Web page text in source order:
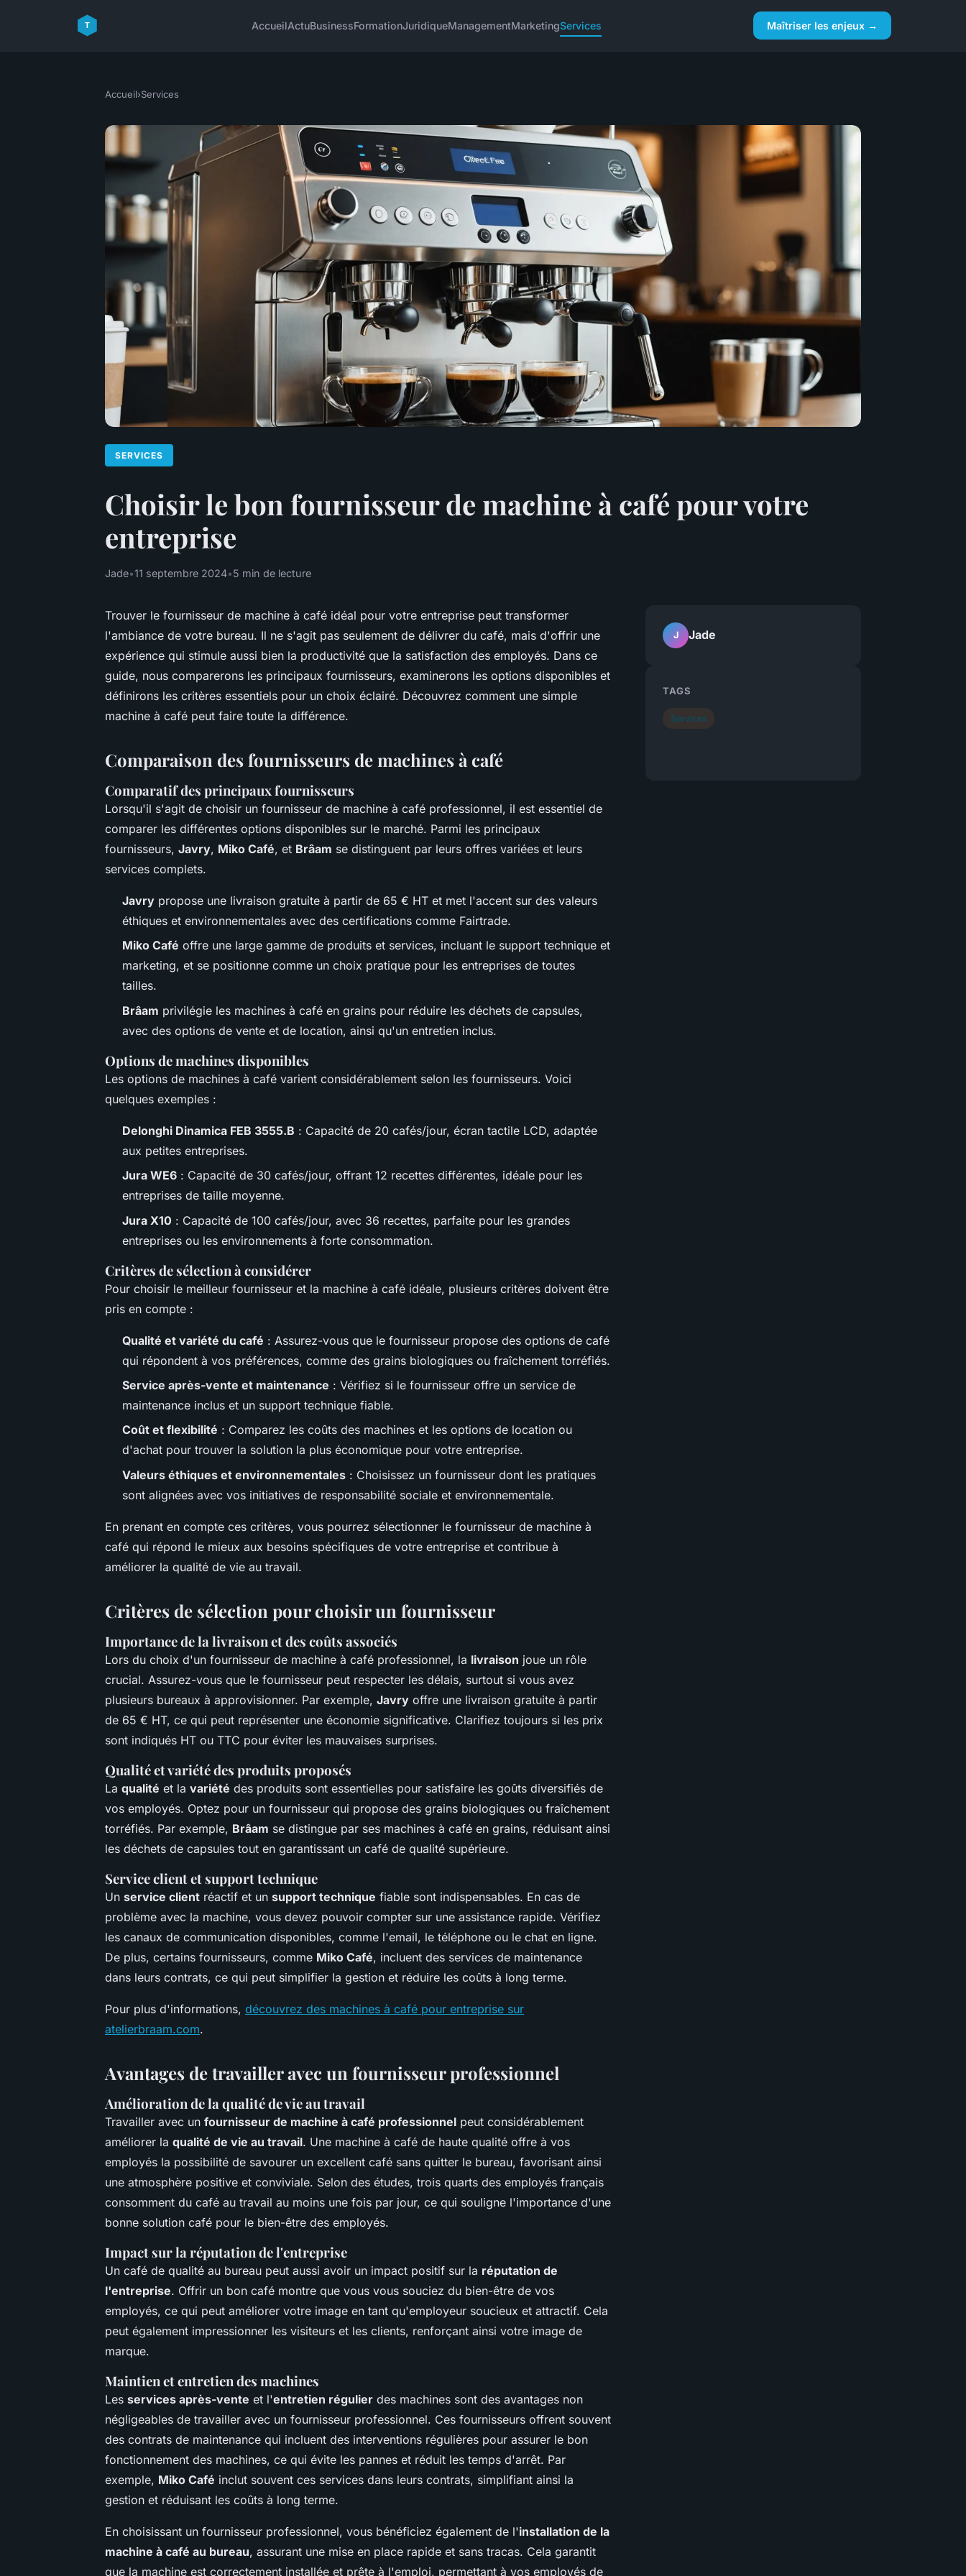
AccueilActuBusinessFormationJuridiqueManagementMarketingServices Maîtriser les enjeux →
Accueil›Services
SERVICES
Choisir le bon fournisseur de machine à café pour votre
entreprise
Jade•11 septembre 2024•5 min de lecture
Trouver le fournisseur de machine à café idéal pour votre entreprise peut transformer
l'ambiance de votre bureau. Il ne s'agit pas seulement de délivrer du café, mais d'offrir une
expérience qui stimule aussi bien la productivité que la satisfaction des employés. Dans ce
guide, nous comparerons les principaux fournisseurs, examinerons les options disponibles et
définirons les critères essentiels pour un choix éclairé. Découvrez comment une simple
machine à café peut faire toute la différence.
Comparaison des fournisseurs de machines à café
Comparatif des principaux fournisseurs
Lorsqu'il s'agit de choisir un fournisseur de machine à café professionnel, il est essentiel de
comparer les différentes options disponibles sur le marché. Parmi les principaux
fournisseurs, Javry, Miko Café, et Brâam se distinguent par leurs offres variées et leurs
services complets.
Javry propose une livraison gratuite à partir de 65 € HT et met l'accent sur des valeurs
éthiques et environnementales avec des certifications comme Fairtrade.
Miko Café offre une large gamme de produits et services, incluant le support technique et
marketing, et se positionne comme un choix pratique pour les entreprises de toutes
tailles.
Brâam privilégie les machines à café en grains pour réduire les déchets de capsules,
avec des options de vente et de location, ainsi qu'un entretien inclus.
Options de machines disponibles
Les options de machines à café varient considérablement selon les fournisseurs. Voici
quelques exemples :
Delonghi Dinamica FEB 3555.B : Capacité de 20 cafés/jour, écran tactile LCD, adaptée
aux petites entreprises.
Jura WE6 : Capacité de 30 cafés/jour, offrant 12 recettes différentes, idéale pour les
entreprises de taille moyenne.
Jura X10 : Capacité de 100 cafés/jour, avec 36 recettes, parfaite pour les grandes
entreprises ou les environnements à forte consommation.
Critères de sélection à considérer
Pour choisir le meilleur fournisseur et la machine à café idéale, plusieurs critères doivent être
pris en compte :
Qualité et variété du café : Assurez-vous que le fournisseur propose des options de café
qui répondent à vos préférences, comme des grains biologiques ou fraîchement torréfiés.
Service après-vente et maintenance : Vérifiez si le fournisseur offre un service de
maintenance inclus et un support technique fiable.
Coût et flexibilité : Comparez les coûts des machines et les options de location ou
d'achat pour trouver la solution la plus économique pour votre entreprise.
Valeurs éthiques et environnementales : Choisissez un fournisseur dont les pratiques
sont alignées avec vos initiatives de responsabilité sociale et environnementale.
En prenant en compte ces critères, vous pourrez sélectionner le fournisseur de machine à
café qui répond le mieux aux besoins spécifiques de votre entreprise et contribue à
améliorer la qualité de vie au travail.
Critères de sélection pour choisir un fournisseur
Importance de la livraison et des coûts associés
Lors du choix d'un fournisseur de machine à café professionnel, la livraison joue un rôle
crucial. Assurez-vous que le fournisseur peut respecter les délais, surtout si vous avez
plusieurs bureaux à approvisionner. Par exemple, Javry offre une livraison gratuite à partir
de 65 € HT, ce qui peut représenter une économie significative. Clarifiez toujours si les prix
sont indiqués HT ou TTC pour éviter les mauvaises surprises.
Qualité et variété des produits proposés
La qualité et la variété des produits sont essentielles pour satisfaire les goûts diversifiés de
vos employés. Optez pour un fournisseur qui propose des grains biologiques ou fraîchement
torréfiés. Par exemple, Brâam se distingue par ses machines à café en grains, réduisant ainsi
les déchets de capsules tout en garantissant un café de qualité supérieure.
Service client et support technique
Un service client réactif et un support technique fiable sont indispensables. En cas de
problème avec la machine, vous devez pouvoir compter sur une assistance rapide. Vérifiez
les canaux de communication disponibles, comme l'email, le téléphone ou le chat en ligne.
De plus, certains fournisseurs, comme Miko Café, incluent des services de maintenance
dans leurs contrats, ce qui peut simplifier la gestion et réduire les coûts à long terme.
Pour plus d'informations, découvrez des machines à café pour entreprise sur
atelierbraam.com.
Avantages de travailler avec un fournisseur professionnel
Amélioration de la qualité de vie au travail
Travailler avec un fournisseur de machine à café professionnel peut considérablement
améliorer la qualité de vie au travail. Une machine à café de haute qualité offre à vos
employés la possibilité de savourer un excellent café sans quitter le bureau, favorisant ainsi
une atmosphère positive et conviviale. Selon des études, trois quarts des employés français
consomment du café au travail au moins une fois par jour, ce qui souligne l'importance d'une
bonne solution café pour le bien-être des employés.
Impact sur la réputation de l'entreprise
Un café de qualité au bureau peut aussi avoir un impact positif sur la réputation de
l'entreprise. Offrir un bon café montre que vous vous souciez du bien-être de vos
employés, ce qui peut améliorer votre image en tant qu'employeur soucieux et attractif. Cela
peut également impressionner les visiteurs et les clients, renforçant ainsi votre image de
marque.
Maintien et entretien des machines
Les services après-vente et l'entretien régulier des machines sont des avantages non
négligeables de travailler avec un fournisseur professionnel. Ces fournisseurs offrent souvent
des contrats de maintenance qui incluent des interventions régulières pour assurer le bon
fonctionnement des machines, ce qui évite les pannes et réduit les temps d'arrêt. Par
exemple, Miko Café inclut souvent ces services dans leurs contrats, simplifiant ainsi la
gestion et réduisant les coûts à long terme.
En choisissant un fournisseur professionnel, vous bénéficiez également de l'installation de la
machine à café au bureau, assurant une mise en place rapide et sans tracas. Cela garantit
que la machine est correctement installée et prête à l'emploi, permettant à vos employés de
J Jade
TAGS
Services